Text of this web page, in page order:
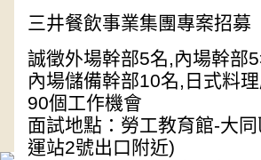
三井餐飲事業集團專案招募
誠徵外場幹部5名,內場幹部
內場儲備幹部10名,日式料
90個工作機會
面試地點：勞工教育館-大
運站2號出口附近)